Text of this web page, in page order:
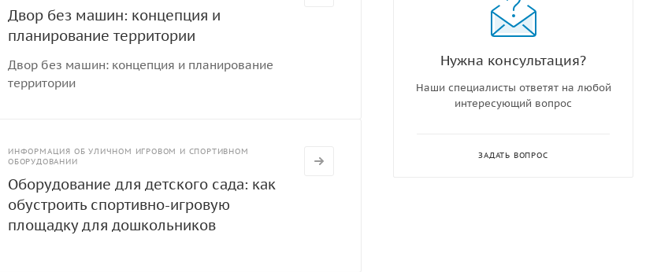
Двор без машин: концепция и
планирование территории
Двор без машин: концепция и планирование
территории
ИНФОРМАЦИЯ ОБ УЛИЧНОМ ИГРОВОМ И СПОРТИВНОМ
ОБОРУДОВАНИИ
Оборудование для детского сада: как
обустроить спортивно-игровую
площадку для дошкольников
Нужна консультация?
Наши специалисты ответят на любой
интересующий вопрос
ЗАДАТЬ ВОПРОС